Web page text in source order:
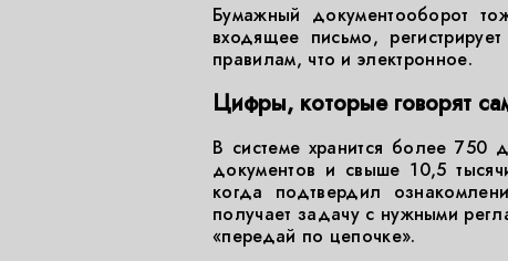
Бумажный документооборот
входящее письмо,
правилам, что и электронное.
Цифры, которые говорят
В системе хранится более 750
документов и свыше 10,5
когда подтвердил
получает задачу с нужными
«передай по цепочке».